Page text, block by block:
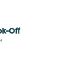
Off